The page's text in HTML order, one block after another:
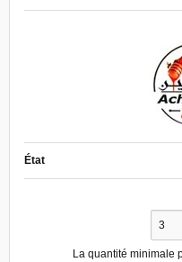
État
La quantité minimale